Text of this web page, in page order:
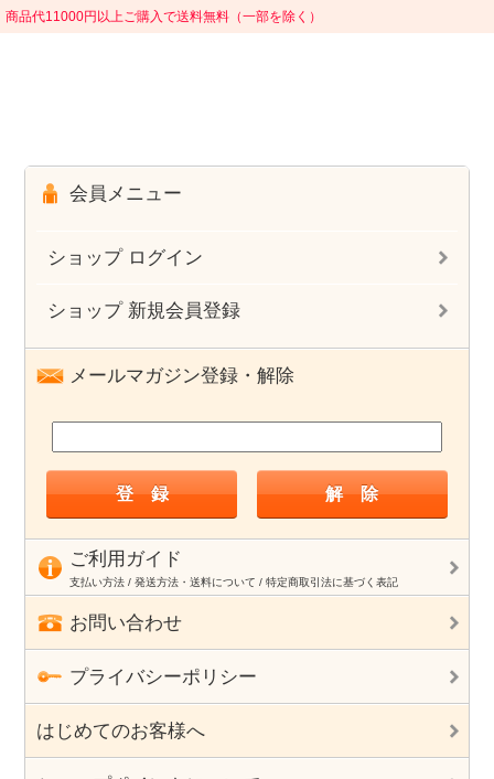
商品代11000円以上ご購入で送料無料（一部を除く）
会員メニュー
ショップ ログイン
ショップ 新規会員登録
メールマガジン登録・解除
ご利用ガイド
支払い方法 / 発送方法・送料について / 特定商取引法に基づく表記
お問い合わせ
プライバシーポリシー
はじめてのお客様へ